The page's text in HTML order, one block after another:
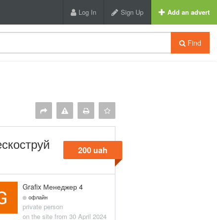
Log In Sign Up Add an advert
Find
200 uah
Grafix Менеджер 4
офлайн
private person
on the site from 30 April 2024